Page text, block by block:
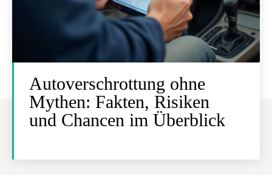
Autoverschrottung ohne
Mythen: Fakten, Risiken
und Chancen im Überblick